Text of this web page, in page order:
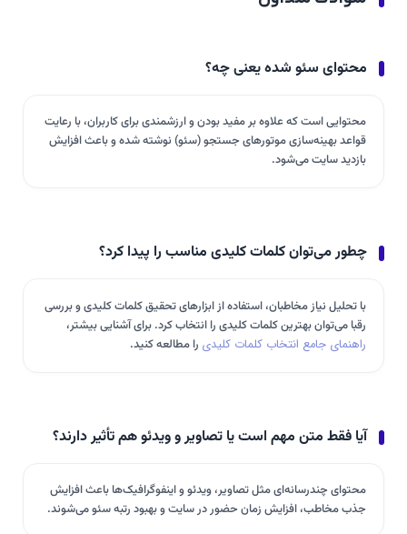
محتوای سئو شده یعنی چه؟
محتوایی است که علاوه بر مفید بودن و ارزشمندی برای کاربران، با رعایت
قواعد بهینه‌سازی موتورهای جستجو (سئو) نوشته شده و باعث افزایش
بازدید سایت می‌شود.
چطور می‌توان کلمات کلیدی مناسب را پیدا کرد؟
با تحلیل نیاز مخاطبان، استفاده از ابزارهای تحقیق کلمات کلیدی و بررسی
رقبا می‌توان بهترین کلمات کلیدی را انتخاب کرد. برای آشنایی بیشتر،
راهنمای جامع انتخاب کلمات کلیدی را مطالعه کنید.
آیا فقط متن مهم است یا تصاویر و ویدئو هم تأثیر دارند؟
محتوای چندرسانه‌ای مثل تصاویر، ویدئو و اینفوگرافیک‌ها باعث افزایش
جذب مخاطب، افزایش زمان حضور در سایت و بهبود رتبه سئو می‌شوند.